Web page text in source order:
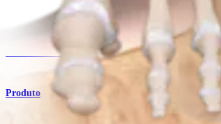
Traumatismo - Extremidades inferiores
Sistema de placas Patella SuturePlate™
Produto